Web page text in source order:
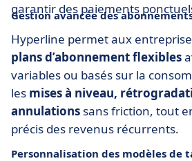
garantir des paiements
Gestion avancée des
Hyperline permet aux
plans d’abonnement flexibles
variables ou basés sur la
les mises à niveau,
annulations sans friction, tout
précis des revenus récurrents.
Personnalisation des modèles de